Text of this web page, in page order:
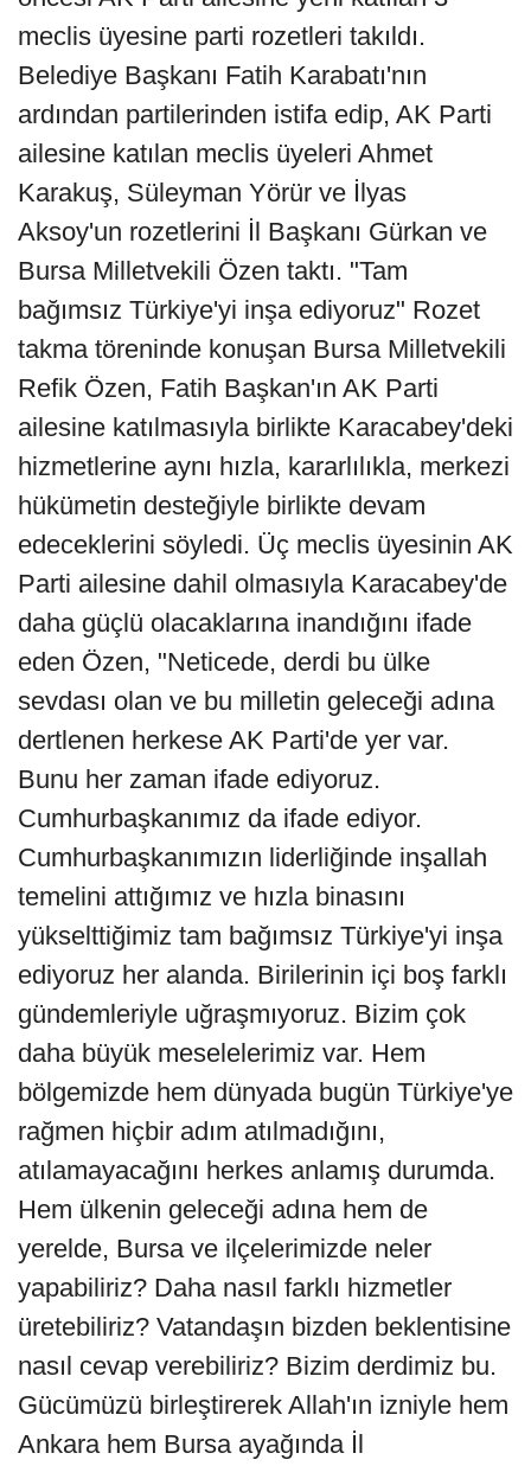
meclis üyesine parti rozetleri takıldı.
Belediye Başkanı Fatih Karabatı'nın
ardından partilerinden istifa edip, AK Parti
ailesine katılan meclis üyeleri Ahmet
Karakuş, Süleyman Yörür ve İlyas
Aksoy'un rozetlerini İl Başkanı Gürkan ve
Bursa Milletvekili Özen taktı. "Tam
bağımsız Türkiye'yi inşa ediyoruz" Rozet
takma töreninde konuşan Bursa Milletvekili
Refik Özen, Fatih Başkan'ın AK Parti
ailesine katılmasıyla birlikte Karacabey'deki
hizmetlerine aynı hızla, kararlılıkla, merkezi
hükümetin desteğiyle birlikte devam
edeceklerini söyledi. Üç meclis üyesinin AK
Parti ailesine dahil olmasıyla Karacabey'de
daha güçlü olacaklarına inandığını ifade
eden Özen, "Neticede, derdi bu ülke
sevdası olan ve bu milletin geleceği adına
dertlenen herkese AK Parti'de yer var.
Bunu her zaman ifade ediyoruz.
Cumhurbaşkanımız da ifade ediyor.
Cumhurbaşkanımızın liderliğinde inşallah
temelini attığımız ve hızla binasını
yükselttiğimiz tam bağımsız Türkiye'yi inşa
ediyoruz her alanda. Birilerinin içi boş farklı
gündemleriyle uğraşmıyoruz. Bizim çok
daha büyük meselelerimiz var. Hem
bölgemizde hem dünyada bugün Türkiye'ye
rağmen hiçbir adım atılmadığını,
atılamayacağını herkes anlamış durumda.
Hem ülkenin geleceği adına hem de
yerelde, Bursa ve ilçelerimizde neler
yapabiliriz? Daha nasıl farklı hizmetler
üretebiliriz? Vatandaşın bizden beklentisine
nasıl cevap verebiliriz? Bizim derdimiz bu.
Gücümüzü birleştirerek Allah'ın izniyle hem
Ankara hem Bursa ayağında İl